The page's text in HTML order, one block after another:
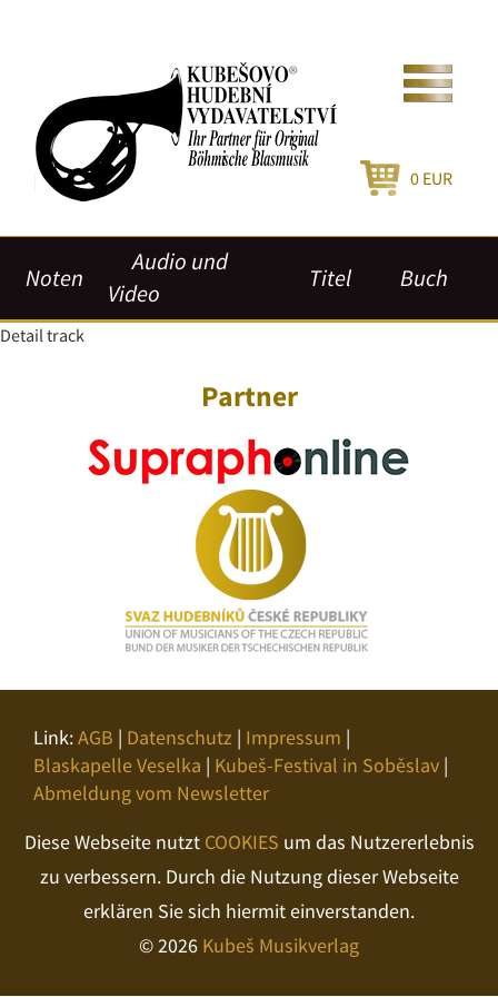
0 EUR
Noten
Audio und
Video
Titel Buch
Detail track
Partner
Link:AGB | Datenschutz | Impressum |
Blaskapelle Veselka | Kubeš-Festival in Soběslav |
Abmeldung vom Newsletter
Diese Webseite nutzt COOKIES um das Nutzererlebnis
zu verbessern. Durch die Nutzung dieser Webseite
erklären Sie sich hiermit einverstanden.
© 2026 Kubeš Musikverlag